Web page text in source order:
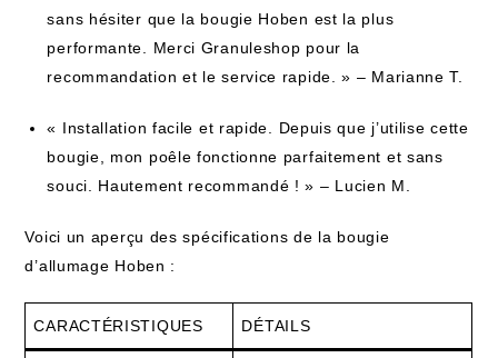
sans hésiter que la bougie Hoben est la plus
performante. Merci Granuleshop pour la
recommandation et le service rapide. » – Marianne T.
« Installation facile et rapide. Depuis que j’utilise cette
bougie, mon poêle fonctionne parfaitement et sans
souci. Hautement recommandé ! » – Lucien M.
Voici un aperçu des spécifications de la bougie
d’allumage Hoben :
CARACTÉRISTIQUES DÉTAILS